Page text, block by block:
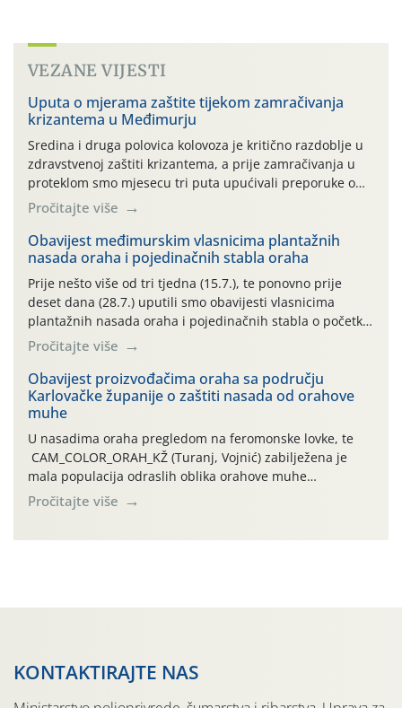
VEZANE VIJESTI
Uputa o mjerama zaštite tijekom zamračivanja
krizantema u Međimurju
Sredina i druga polovica kolovoza je kritično razdoblje u
zdravstvenoj zaštiti krizantema, a prije zamračivanja u
proteklom smo mjesecu tri puta upućivali preporuke o
preventivnim mjerama zaštite krizantema od najčešćih
uzročnika bolesti, štetnika i fito-fagnih grinja (23.7., 14.7.,
06.7.)! Na početku ovog mjeseca je zabilježeno je
povijesno i ekstremno vruće meteorološko razdoblje, uz
najviše temperature […]
Pročitajte više
Obavijest međimurskim vlasnicima plantažnih
nasada oraha i pojedinačnih stabla oraha
Prije nešto više od tri tjedna (15.7.), te ponovno prije
deset dana (28.7.) uputili smo obavijesti vlasnicima
plantažnih nasada oraha i pojedinačnih stabla o početku
leta i ovogodišnjoj potrebi usmjerenog suzbijanja
orahove muhe (Rhagoletis completa)! Već dvanaest dana
traje drugi ovogodišnji “toplinski udar”, koji naročito
izražen zadnja šest dana (31.7.-05.8.), jer najviše
temperature zraka svakodnevno […]
Pročitajte više
Obavijest proizvođačima oraha sa području
Karlovačke županije o zaštiti nasada od orahove
muhe
U nasadima oraha pregledom na feromonske lovke, te
CAM_COLOR_ORAH_KŽ (Turanj, Vojnić) zabilježena je
mala populacija odraslih oblika orahove muhe
(Rhagoletis completa). Niska brojnost može se objasniti
činjenicom da je riječ o mladim nasadima s vrlo malim
Pročitajte više
KONTAKTIRAJTE NAS